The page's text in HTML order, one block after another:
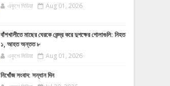
একুশে মিডিয়া Aug 01, 2026
বাঁশখালীতে মাছের ঘেরকে কেন্দ্র করে দুপক্ষের গোলাগুলি: নিহত
১, আহত অন্তত ৮
একুশে মিডিয়া Aug 01, 2026
নিখোঁজ সংবাদ: সন্ধান দিন